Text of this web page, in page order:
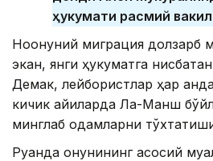
ҳукумати расмий
Ноқонуний миграция долзарб
экан, янги ҳукуматга
Демак, лейбористлар ҳар
кичик қайиқларда Ла-Манш
минглаб одамларни
Руанда қонунининг асосий